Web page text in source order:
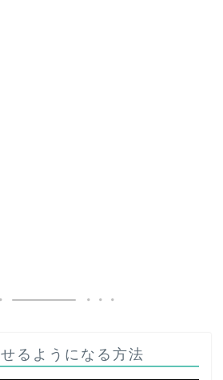
るようになる方法